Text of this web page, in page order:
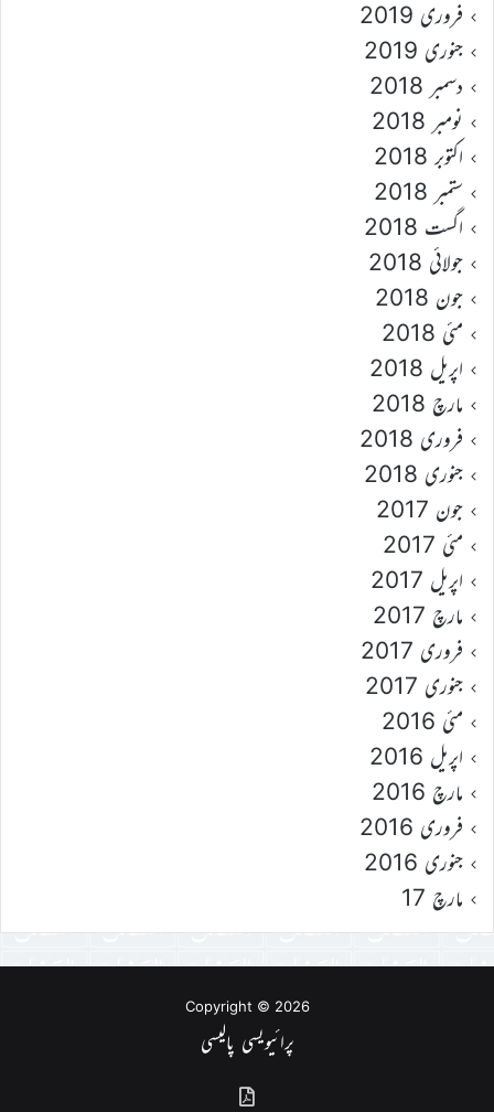
فروری 2019
جنوری 2019
دسمبر 2018
نومبر 2018
اکتوبر 2018
ستمبر 2018
اگست 2018
جولائی 2018
جون 2018
مئی 2018
اپریل 2018
مارچ 2018
فروری 2018
جنوری 2018
جون 2017
مئی 2017
اپریل 2017
مارچ 2017
فروری 2017
جنوری 2017
مئی 2016
اپریل 2016
مارچ 2016
فروری 2016
جنوری 2016
مارچ 17
Copyright © 2026
پرائیویسی پالیسی